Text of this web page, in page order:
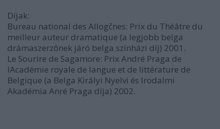
Díjak:
Bureau national des Allogčnes: Prix du Théâtre du
meilleur auteur dramatique (a legjobb belga
drámaszerzônek járó belga színházi díj) 2001.
Le Sourire de Sagamore: Prix André Praga de
lAcadémie royale de langue et de littérature de
Belgique (a Belga Királyi Nyelvi és Irodalmi
Akadémia Anré Praga díja) 2002.